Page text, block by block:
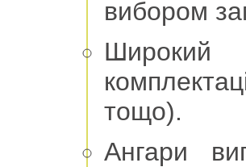
вибором
Широкий
тощо).
Ангари